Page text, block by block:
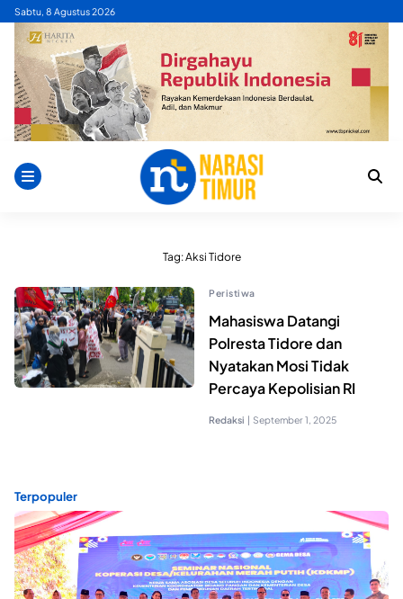
Skip
content
Sabtu, 8 Agustus 2026
Tag:Aksi Tidore
Peristiwa
Mahasiswa Datangi
Polresta Tidore dan
Nyatakan Mosi Tidak
Percaya Kepolisian RI
Redaksi | September 1, 2025
Terpopuler